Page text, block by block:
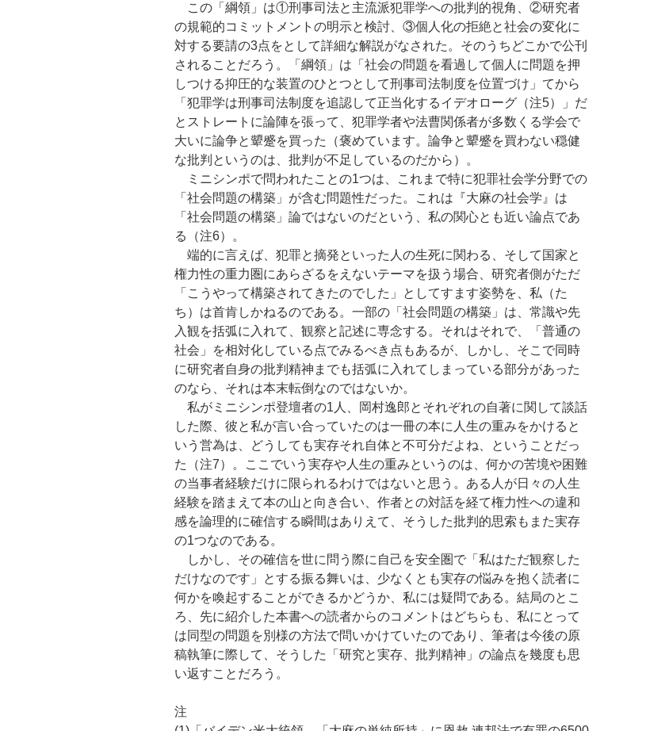
この「綱領」は①刑事司法と主流派犯罪学への批判的視角、②研究者
の規範的コミットメントの明示と検討、③個人化の拒絶と社会の変化に
対する要請の3点をとして詳細な解説がなされた。そのうちどこかで公刊
されることだろう。「綱領」は「社会の問題を看過して個人に問題を押
しつける抑圧的な装置のひとつとして刑事司法制度を位置づけ」てから
「犯罪学は刑事司法制度を追認して正当化するイデオローグ（注5）」だ
とストレートに論陣を張って、犯罪学者や法曹関係者が多数くる学会で
大いに論争と顰蹙を買った（褒めています。論争と顰蹙を買わない穏健
な批判というのは、批判が不足しているのだから）。
ミニシンポで問われたことの1つは、これまで特に犯罪社会学分野での
「社会問題の構築」が含む問題性だった。これは『大麻の社会学』は
「社会問題の構築」論ではないのだという、私の関心とも近い論点であ
る（注6）。
端的に言えば、犯罪と摘発といった人の生死に関わる、そして国家と
権力性の重力圏にあらざるをえないテーマを扱う場合、研究者側がただ
「こうやって構築されてきたのでした」としてすます姿勢を、私（た
ち）は首肯しかねるのである。一部の「社会問題の構築」は、常識や先
入観を括弧に入れて、観察と記述に専念する。それはそれで、「普通の
社会」を相対化している点でみるべき点もあるが、しかし、そこで同時
に研究者自身の批判精神までも括弧に入れてしまっている部分があった
のなら、それは本末転倒なのではないか。
私がミニシンポ登壇者の1人、岡村逸郎とそれぞれの自著に関して談話
した際、彼と私が言い合っていたのは一冊の本に人生の重みをかけると
いう営為は、どうしても実存それ自体と不可分だよね、ということだっ
た（注7）。ここでいう実存や人生の重みというのは、何かの苦境や困難
の当事者経験だけに限られるわけではないと思う。ある人が日々の人生
経験を踏まえて本の山と向き合い、作者との対話を経て権力性への違和
感を論理的に確信する瞬間はありえて、そうした批判的思索もまた実存
の1つなのである。
しかし、その確信を世に問う際に自己を安全圏で「私はただ観察した
だけなのです」とする振る舞いは、少なくとも実存の悩みを抱く読者に
何かを喚起することができるかどうか、私には疑問である。結局のとこ
ろ、先に紹介した本書への読者からのコメントはどちらも、私にとって
は同型の問題を別様の方法で問いかけていたのであり、筆者は今後の原
稿執筆に際して、そうした「研究と実存、批判精神」の論点を幾度も思
い返すことだろう。
注